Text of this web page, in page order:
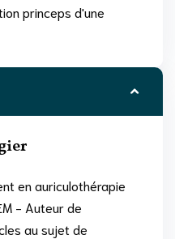
en auriculothérapie
- Auteur de
au sujet de
princeps d'une